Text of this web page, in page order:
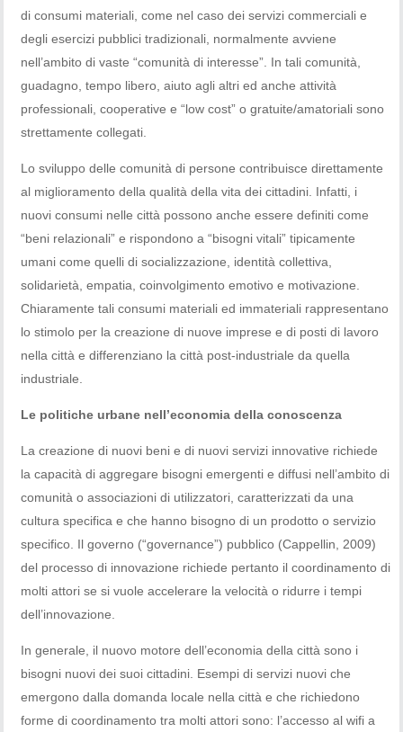
di consumi materiali, come nel caso dei servizi commerciali e
degli esercizi pubblici tradizionali, normalmente avviene
nell’ambito di vaste “comunità di interesse”. In tali comunità,
guadagno, tempo libero, aiuto agli altri ed anche attività
professionali, cooperative e “low cost” o gratuite/amatoriali sono
strettamente collegati.
Lo sviluppo delle comunità di persone contribuisce direttamente
al miglioramento della qualità della vita dei cittadini. Infatti, i
nuovi consumi nelle città possono anche essere definiti come
“beni relazionali” e rispondono a “bisogni vitali” tipicamente
umani come quelli di socializzazione, identità collettiva,
solidarietà, empatia, coinvolgimento emotivo e motivazione.
Chiaramente tali consumi materiali ed immateriali rappresentano
lo stimolo per la creazione di nuove imprese e di posti di lavoro
nella città e differenziano la città post-industriale da quella
industriale.
Le politiche urbane nell’economia della conoscenza
La creazione di nuovi beni e di nuovi servizi innovative richiede
la capacità di aggregare bisogni emergenti e diffusi nell’ambito di
comunità o associazioni di utilizzatori, caratterizzati da una
cultura specifica e che hanno bisogno di un prodotto o servizio
specifico. Il governo (“governance”) pubblico (Cappellin, 2009)
del processo di innovazione richiede pertanto il coordinamento di
molti attori se si vuole accelerare la velocità o ridurre i tempi
dell’innovazione.
In generale, il nuovo motore dell’economia della città sono i
bisogni nuovi dei suoi cittadini. Esempi di servizi nuovi che
emergono dalla domanda locale nella città e che richiedono
forme di coordinamento tra molti attori sono: l’accesso al wifi a